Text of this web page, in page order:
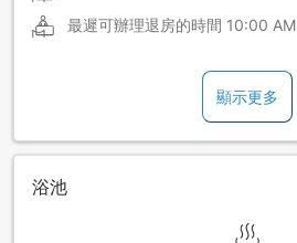
最遲可辦理退房的時間 10:00 AM
顯示更多
浴池